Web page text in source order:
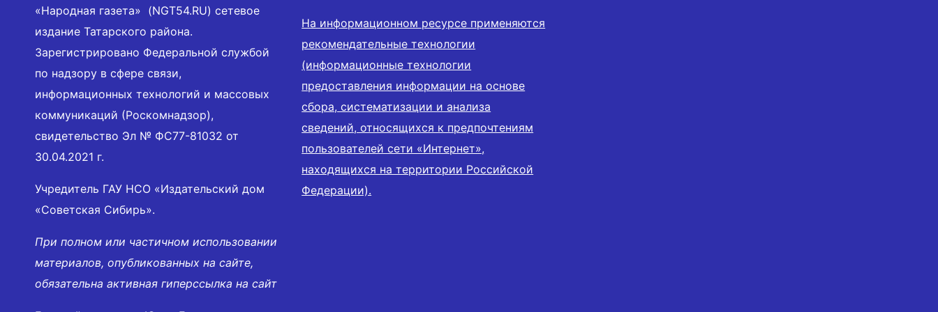
«Народная газета» (NGT54.RU) сетевое
издание Татарского района.
Зарегистрировано Федеральной службой
по надзору в сфере связи,
информационных технологий и массовых
коммуникаций (Роскомнадзор),
свидетельство Эл № ФС77-81032 от
30.04.2021 г.
Учредитель ГАУ НСО «Издательский дом
«Советская Сибирь».
При полном или частичном использовании
материалов, опубликованных на сайте,
обязательна активная гиперссылка на сайт
На информационном ресурсе применяются
рекомендательные технологии
(информационные технологии
предоставления информации на основе
сбора, систематизации и анализа
сведений, относящихся к предпочтениям
пользователей сети «Интернет»,
находящихся на территории Российской
Федерации).